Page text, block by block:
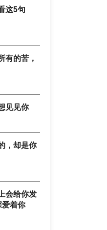
这5句
有的苦，
见见你
，却是你
会给你发
着你